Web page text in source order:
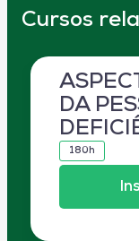
Cursos
DA
180h